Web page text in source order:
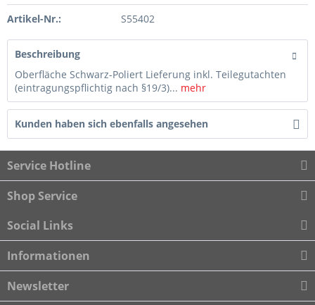
Artikel-Nr.: S55402
Beschreibung
Oberfläche Schwarz-Poliert Lieferung inkl. Teilegutachten
(eintragungspflichtig nach §19/3)... mehr
Kunden haben sich ebenfalls angesehen
Service Hotline
Shop Service
Social Links
Informationen
Newsletter